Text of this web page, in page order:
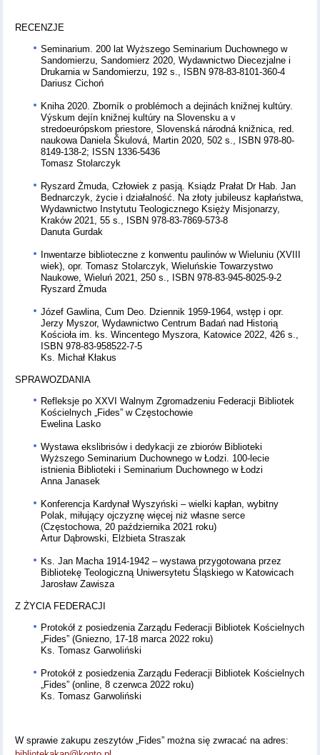
RECENZJE
Seminarium. 200 lat Wyższego Seminarium Duchownego w
Sandomierzu, Sandomierz 2020, Wydawnictwo Diecezjalne i
Drukarnia w Sandomierzu, 192 s., ISBN 978-83-8101-360-4
Dariusz Cichoń
Kniha 2020. Zborník o problémoch a dejinách knižnej kultúry.
Výskum dejín knižnej kultúry na Slovensku a v
stredoeurópskom priestore, Slovenská národná knižnica, red.
naukowa Daniela Škulová, Martin 2020, 502 s., ISBN 978-80-
8149-138-2; ISSN 1336-5436
Tomasz Stolarczyk
Ryszard Żmuda, Człowiek z pasją. Ksiądz Prałat Dr Hab. Jan
Bednarczyk, życie i działalność. Na złoty jubileusz kapłaństwa,
Wydawnictwo Instytutu Teologicznego Księży Misjonarzy,
Kraków 2021, 55 s., ISBN 978-83-7869-573-8
Danuta Gurdak
Inwentarze biblioteczne z konwentu paulinów w Wieluniu (XVIII
wiek), opr. Tomasz Stolarczyk, Wieluńskie Towarzystwo
Naukowe, Wieluń 2021, 250 s., ISBN 978-83-945-8025-9-2
Ryszard Żmuda
Józef Gawlina, Cum Deo. Dziennik 1959-1964, wstęp i opr.
Jerzy Myszor, Wydawnictwo Centrum Badań nad Historią
Kościoła im. ks. Wincentego Myszora, Katowice 2022, 426 s.,
ISBN 978-83-958522-7-5
Ks. Michał Kłakus
SPRAWOZDANIA
Refleksje po XXVI Walnym Zgromadzeniu Federacji Bibliotek
Kościelnych „Fides” w Częstochowie
Ewelina Lasko
Wystawa ekslibrisów i dedykacji ze zbiorów Biblioteki
Wyższego Seminarium Duchownego w Łodzi. 100-lecie
istnienia Biblioteki i Seminarium Duchownego w Łodzi
Anna Janasek
Konferencja Kardynał Wyszyński – wielki kapłan, wybitny
Polak, miłujący ojczyznę więcej niż własne serce
(Częstochowa, 20 października 2021 roku)
Artur Dąbrowski, Elżbieta Straszak
Ks. Jan Macha 1914-1942 – wystawa przygotowana przez
Bibliotekę Teologiczną Uniwersytetu Śląskiego w Katowicach
Jarosław Zawisza
Z ŻYCIA FEDERACJI
Protokół z posiedzenia Zarządu Federacji Bibliotek Kościelnych
„Fides” (Gniezno, 17-18 marca 2022 roku)
Ks. Tomasz Garwoliński
Protokół z posiedzenia Zarządu Federacji Bibliotek Kościelnych
„Fides” (online, 8 czerwca 2022 roku)
Ks. Tomasz Garwoliński
W sprawie zakupu zeszytów „Fides” można się zwracać na adres: